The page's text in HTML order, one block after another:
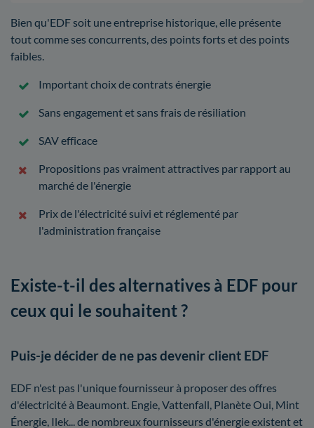
Bien qu'EDF soit une entreprise historique, elle présente
tout comme ses concurrents, des points forts et des points
faibles.
Important choix de contrats énergie
Sans engagement et sans frais de résiliation
SAV efficace
Propositions pas vraiment attractives par rapport au
marché de l'énergie
Prix de l'électricité suivi et réglementé par
l'administration française
Existe-t-il des alternatives à EDF pour
ceux qui le souhaitent ?
Puis-je décider de ne pas devenir client EDF
EDF n'est pas l'unique fournisseur à proposer des offres
d'électricité à Beaumont. Engie, Vattenfall, Planète Oui, Mint
Énergie, Ilek... de nombreux fournisseurs d'énergie existent et